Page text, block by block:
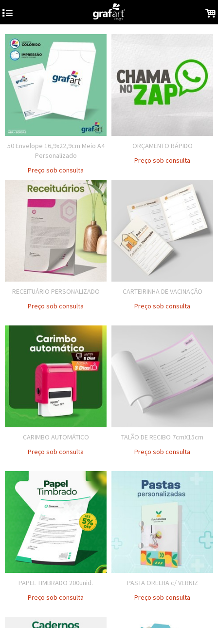
4 .
50 Envelope 16,9x22,9cm Meio A4
Personalizado
Preço sob consulta
ORÇAMENTO RÁPIDO
Preço sob consulta
RECEITUÁRIO PERSONALIZADO
Preço sob consulta
CARTEIRINHA DE VACINAÇÃO
Preço sob consulta
CARIMBO AUTOMÁTICO
Preço sob consulta
TALÃO DE RECIBO 7cmX15cm
Preço sob consulta
PAPEL TIMBRADO 200unid.
Preço sob consulta
PASTA ORELHA c/ VERNIZ
Preço sob consulta